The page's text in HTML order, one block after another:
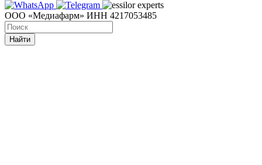
ООО «Медиафарм» ИНН 4217053485
Найти